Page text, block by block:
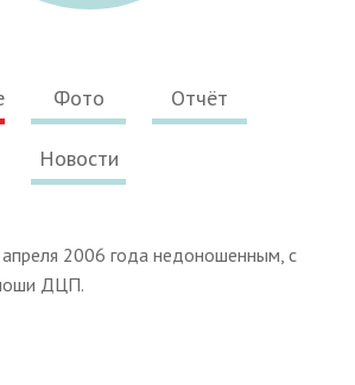
Фото Отчёт
Новости
2006 года недоношенным, с
ДЦП.